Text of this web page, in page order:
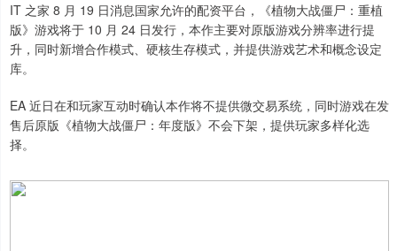
IT 之家 8 月 19 日消息国家允许的配资平台，《植物大战僵尸：重植
版》游戏将于 10 月 24 日发行，本作主要对原版游戏分辨率进行提
升，同时新增合作模式、硬核生存模式，并提供游戏艺术和概念设定
库。
EA 近日在和玩家互动时确认本作将不提供微交易系统，同时游戏在发
售后原版《植物大战僵尸：年度版》不会下架，提供玩家多样化选
择。